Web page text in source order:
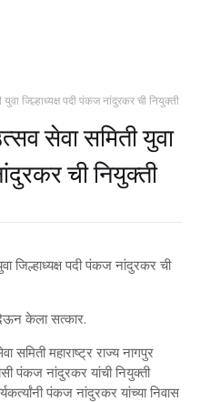
जिल्हाध्यक्ष पदी पंकज नांदुरकर ची नियुक्ती
सेवा समिती युवा
ची नियुक्ती
जिल्हाध्यक्ष पदी पंकज नांदुरकर ची
देऊन केला सत्कार.
महाराष्ट्र राज्य नागपुर
पंकज नांदुरकर यांची नियुक्ती
पंकज नांदुरकर यांच्या निवास